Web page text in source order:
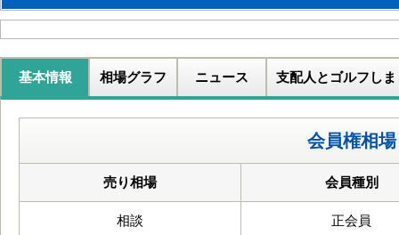
基本情報 相場グラフ ニュース 支配人とゴルフしま
会員権相場
売り相場 会員種別
相談 正会員